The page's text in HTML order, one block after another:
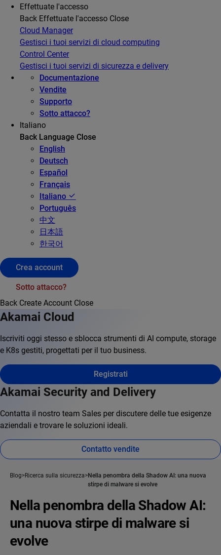
Effettuate l'accesso
Back Effettuate l'accesso Close
Cloud Manager
Gestisci i tuoi servizi di cloud computing
Control Center
Gestisci i tuoi servizi di sicurezza e delivery
Documentazione
Vendite
Supporto
Sotto attacco?
Italiano
Back Language Close
English
Deutsch
Español
Français
Italiano
Português
中文
日本語
한국어
Crea account
Sotto attacco?
Back Create Account Close
Akamai Cloud
Iscriviti oggi stesso e sblocca strumenti di AI compute, storage
e K8s gestiti, progettati per il tuo business.
Registrati
Akamai Security and Delivery
Contatta il nostro team Sales per discutere delle tue esigenze
aziendali e trovare le soluzioni ideali.
Contatto vendite
Blog Ricerca sulla sicurezza
Nella penombra della Shadow AI: una nuova
stirpe di malware si evolve
Nella penombra della Shadow AI:
una nuova stirpe di malware si
evolve